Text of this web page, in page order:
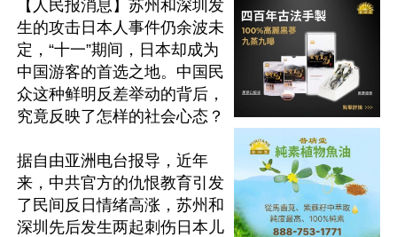
【人民报消息】苏州和深圳发
生的攻击日本人事件仍余波未
定，“十一”期间，日本却成为
中国游客的首选之地。中国民
众这种鲜明反差举动的背后，
究竟反映了怎样的社会心态？
据自由亚洲电台报导，近年
来，中共官方的仇恨教育引发
了民间反日情绪高涨，苏州和
深圳先后发生两起刺伤日本儿